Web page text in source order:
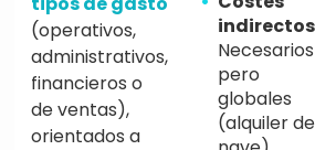
(operativos,
administrativos,
financieros o
de ventas),
orientados a
Necesarios
pero
globales
(alquiler de